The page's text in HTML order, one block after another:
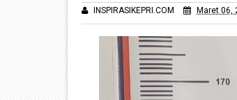
INSPIRASIKEPRI.COM Maret 06,